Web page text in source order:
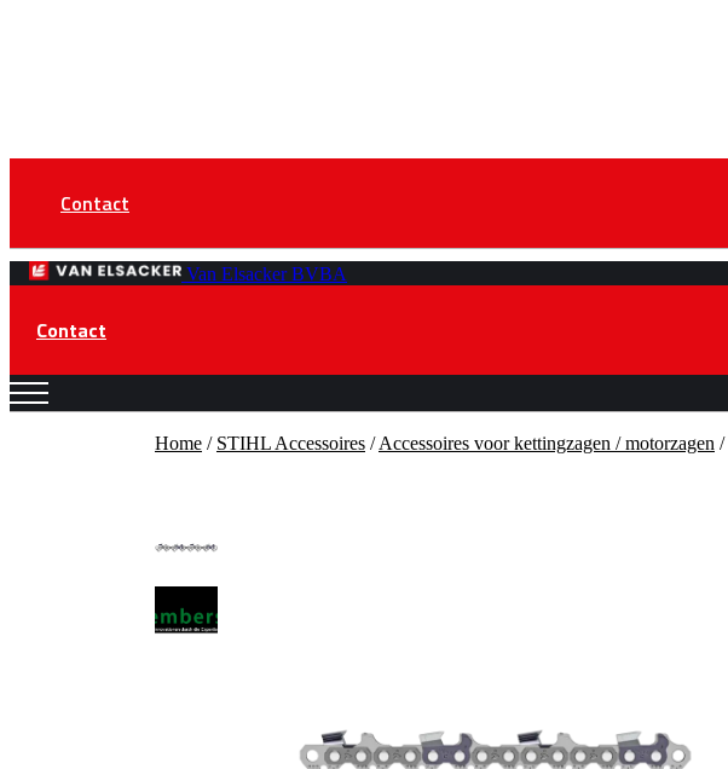
Contact
Van Elsacker BVBA
Contact
Home / STIHL Accessoires /Accessoires voor kettingzagen / motorzagen /